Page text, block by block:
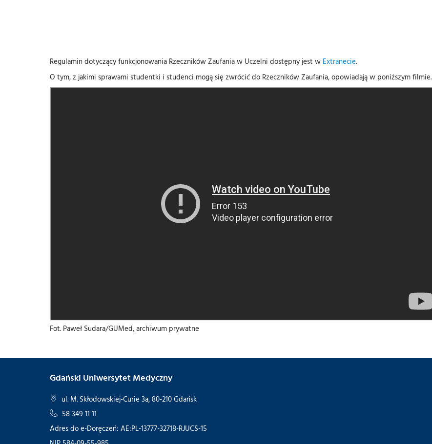
Regulamin dotyczący funkcjonowania Rzeczników Zaufania w Uczelni dostępny jest w Extranecie.
O tym, z jakimi sprawami studentki i studenci mogą się zwrócić do Rzeczników Zaufania, opowiadają w poniższym filmie.
Fot. Paweł Sudara/GUMed, archiwum prywatne
Gdański Uniwersytet Medyczny
ul. M. Skłodowskiej-Curie 3a, 80-210 Gdańsk
58 349 11 11
Adres do e-Doręczeń: AE:PL-13777-32718-RJUCS-15